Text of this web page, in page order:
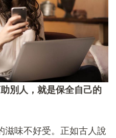
別人，就是保全自己的
滋味不好受。正如古人說